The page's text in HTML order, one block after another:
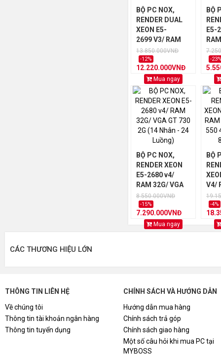
BỘ PC NOX,
RENDER DUAL
XEON E5-
2699 V3/ RAM
64G/ VGA RX 550
4G (36 Nhân -
72 Luồng)
13.850.000VNĐ
-12%
12.220.000VNĐ
Mua ngay
BỘ
E5-
GT
(10
20
-
BỘ PC NOX,
RENDER XEON
E5-2680 v4/
RAM 32G/ VGA
GT 730 2G (14
Nhân - 24
Luồng)
8.550.000VNĐ
-15%
7.290.000VNĐ
Mua ngay
BỘ
V4/
(44
-4%
CÁC THƯƠNG HIỆU LỚN
THÔNG TIN LIÊN HỆ
Về chúng tôi
Thông tin tài khoản ngân hàng
Thông tin tuyển dụng
CHÍNH SÁCH VÀ HƯỚNG DẪN
Hướng dẫn mua hàng
Chính sách trả góp
Chính sách giao hàng
Một số câu hỏi khi mua PC tại
MYBOSS